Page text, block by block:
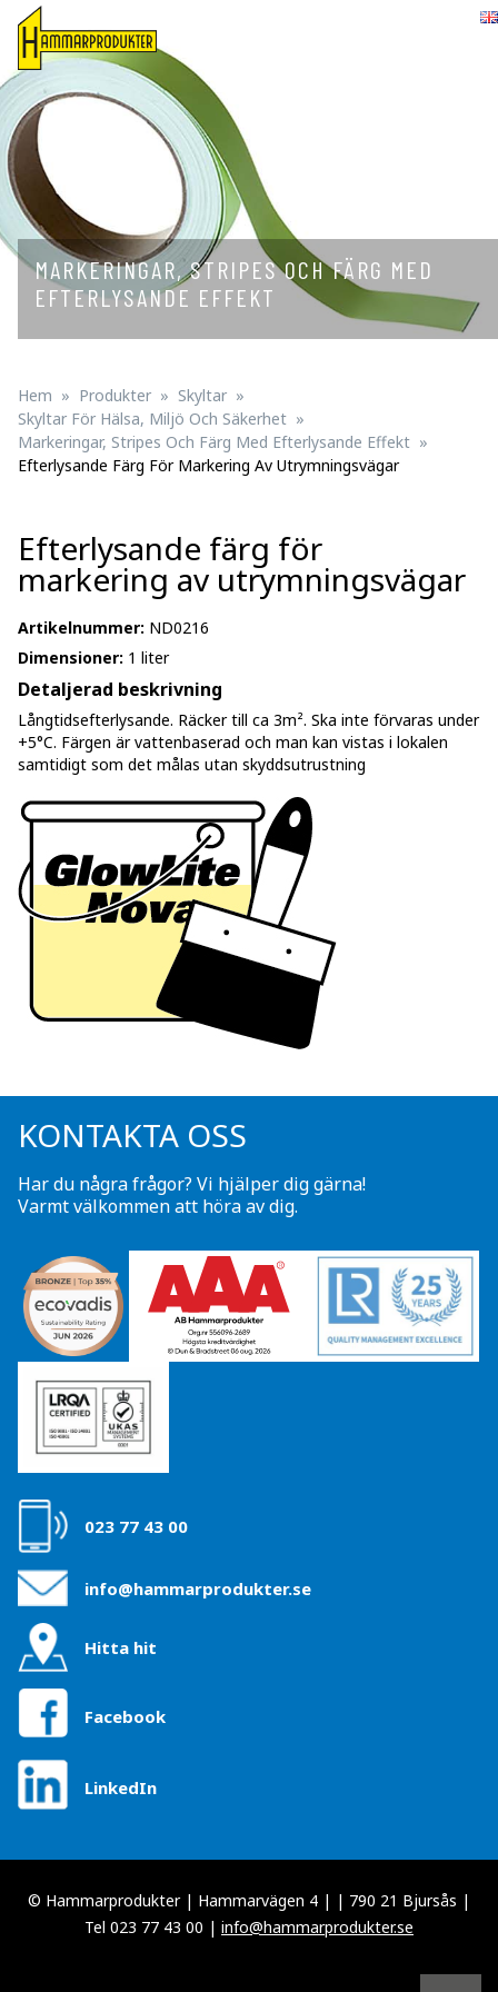
MARKERINGAR, STRIPES OCH FÄRG MED
EFTERLYSANDE EFFEKT
Hem Produkter
Skyltar
Skyltar För Hälsa, Miljö Och Säkerhet
Markeringar, Stripes Och Färg Med Efterlysande Effekt
Efterlysande Färg För Markering Av Utrymningsvägar
Efterlysande färg för
markering av utrymningsvägar
Artikelnummer: ND0216
Dimensioner: 1 liter
Detaljerad beskrivning
Långtidsefterlysande. Räcker till ca 3m². Ska inte förvaras under
+5°C. Färgen är vattenbaserad och man kan vistas i lokalen
samtidigt som det målas utan skyddsutrustning
KONTAKTA OSS
Har du några frågor? Vi hjälper dig gärna!
Varmt välkommen att höra av dig.
023 77 43 00
info@hammarprodukter.se
Hitta hit
Facebook
LinkedIn
© Hammarprodukter | Hammarvägen 4 | | 790 21 Bjursås |
Tel 023 77 43 00 | info@hammarprodukter.se